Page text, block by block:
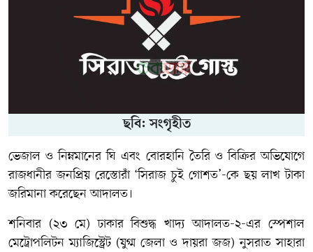
ছবি: সংগৃহীত
ভেজাল ও নিম্নমানের ঘি এবং বোরহানি তৈরি ও বিক্রির অভিযোগে
রাজধানীর জনপ্রিয় রেস্তোরাঁ ‘সিরাজ চুই গোশত’-কে ছয় লাখ টাকা
জরিমানা করেছেন আদালত।
শনিবার (২৩ মে) ঢাকার বিশুদ্ধ খাদ্য আদালত-২-এর স্পেশাল
মেট্রোপলিটন ম্যাজিস্ট্রেট (যুগ্ম জেলা ও দায়রা জজ) নুসরাত সাহারা